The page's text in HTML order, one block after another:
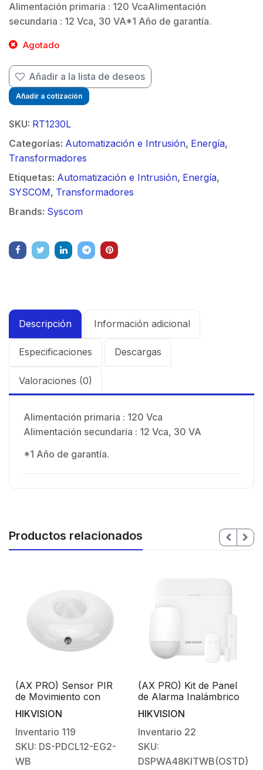
$
Alimentación primaria : 120 VcaAlimentación
secundaria : 12 Vca, 30 VA*1 Año de garantía.
Agotado
Añadir a la lista de deseos
Añadir a cotización
SKU: RT1230L
Categorías: Automatización e Intrusión, Energía,
Transformadores
Etiquetas: Automatización e Intrusión, Energía,
SYSCOM, Transformadores
Brands: Syscom
Descripción Información adicional
Especificaciones Descargas
Valoraciones (0)
Alimentación primaria : 120 Vca
Alimentación secundaria : 12 Vca, 30 VA
*1 Año de garantía.
Productos relacionados
(AX PRO) Sensor PIR
de Movimiento con
Cobertura de 360°
Inalambrico / Uso en
Interior
HIKVISION
Inventario 119
SKU: DS-PDCL12-EG2-
WB
(AX PRO) Kit de Panel
de Alarma Inalámbrico
de Hikvision / Soporta
48 Zonas / Wi-Fi y
Ethernet / Incluye
Batería de respaldo /
Compatible con los
Accesorios AX PRO
HIKVISION
Inventario 22
SKU:
DSPWA48KITWB(OSTD)